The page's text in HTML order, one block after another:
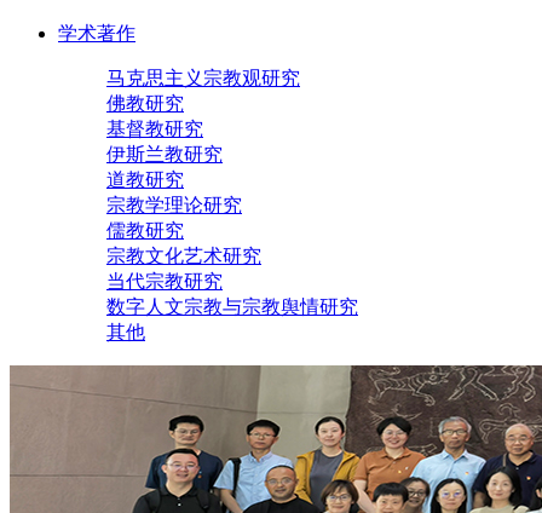
学术著作
马克思主义宗教观研究
佛教研究
基督教研究
伊斯兰教研究
道教研究
宗教学理论研究
儒教研究
宗教文化艺术研究
当代宗教研究
数字人文宗教与宗教舆情研究
其他